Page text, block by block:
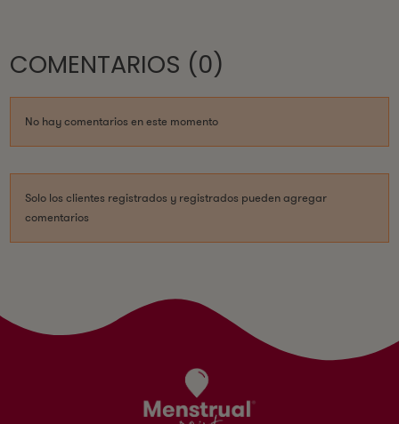
COMENTARIOS (0)
No hay comentarios en este momento
Solo los clientes registrados y registrados pueden agregar
comentarios